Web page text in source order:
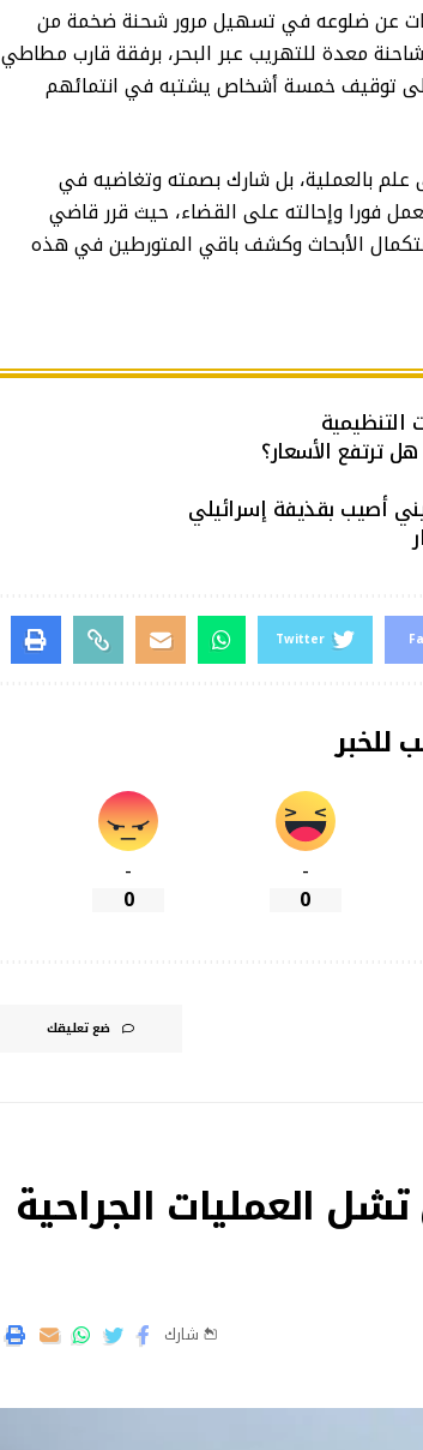
عن ضلوعه في تسهيل مرور شحنة ضخمة من
كانت على متن شاحنة معدة للتهريب عبر البحر، برفقة قارب مطاطي
الماضي، إضافة إلى توقيف خمسة أشخاص يشتبه في انتمائهم
بالعملية، بل شارك بصمته وتغاضيه في
فورا وإحالته على القضاء، حيث قرر قاضي
الأبحاث وكشف باقي المتورطين في هذه
التنظيمية
أصيب بقذيفة إسرائيلي
Twitter
للخبر
-
0
-
0
ضع تعليقك
العمليات الجراحية
شارك